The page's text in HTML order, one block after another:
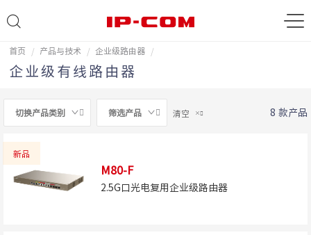
首页 产品与技术 企业级路由器
企业级有线路由器
切换产品类别  筛选产品  清空  8 款产品
新品
M80-F
2.5G口光电复用企业级路由器